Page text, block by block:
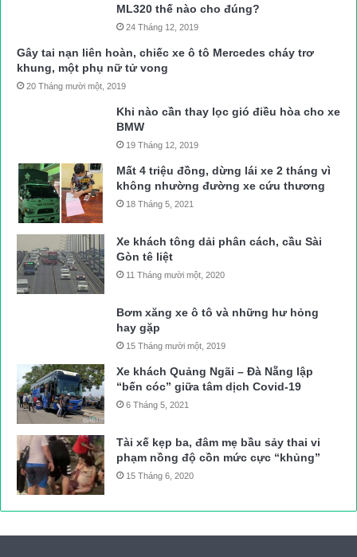
ML320 thế nào cho đúng?
24 Tháng 12, 2019
Gây tai nạn liên hoàn, chiếc xe ô tô Mercedes cháy trơ
khung, một phụ nữ tử vong
20 Tháng mười một, 2019
Khi nào cần thay lọc gió điều hòa cho xe
BMW
19 Tháng 12, 2019
Mất 4 triệu đồng, dừng lái xe 2 tháng vì
không nhường đường xe cứu thương
18 Tháng 5, 2021
Xe khách tông dải phân cách, cầu Sài
Gòn tê liệt
11 Tháng mười một, 2020
Bơm xăng xe ô tô và những hư hỏng
hay gặp
15 Tháng mười một, 2019
Xe khách Quảng Ngãi – Đà Nẵng lập
“bến cóc” giữa tâm dịch Covid-19
6 Tháng 5, 2021
Tài xế kẹp ba, đâm mẹ bầu sảy thai vi
phạm nồng độ cồn mức cực “khủng”
15 Tháng 6, 2020